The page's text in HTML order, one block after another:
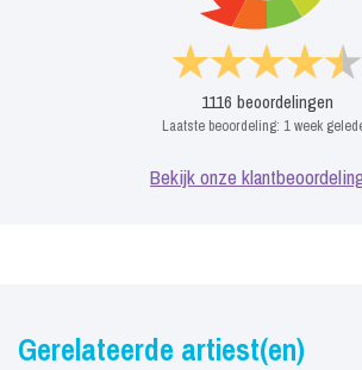
1116 beoordelingen
Laatste beoordeling: 1 week
Bekijk onze
Gerelateerde artiest(en)